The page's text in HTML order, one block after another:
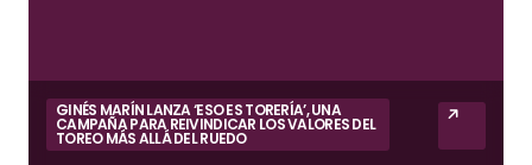
GINÉS MARÍN LANZA ‘ESO ES TORERÍA’, UNA
CAMPAÑA PARA REIVINDICAR LOS VALORES DEL
TOREO MÁS ALLÁ DEL RUEDO